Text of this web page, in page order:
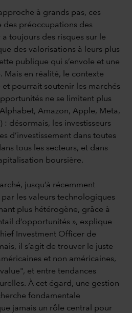
à grands pas, ces
des préoccupations des
a toujours des risques sur le
des valorisations à leurs plus
publique qui s’envole et une
Mais en réalité, le contexte
pourrait soutenir les marchés
ne se limitent plus
Amazon, Apple, Meta,
: désormais, les investisseurs
d’investissement dans toutes
tous les secteurs, et dans
boursière.
jusqu’à récemment
les valeurs technologiques
plus hétérogène, grâce à
d’opportunités », explique
Investment Officer de
il s’agit de trouver le juste
et non américaines,
et entre tendances
À cet égard, une gestion
fondamentale
jamais un rôle central pour